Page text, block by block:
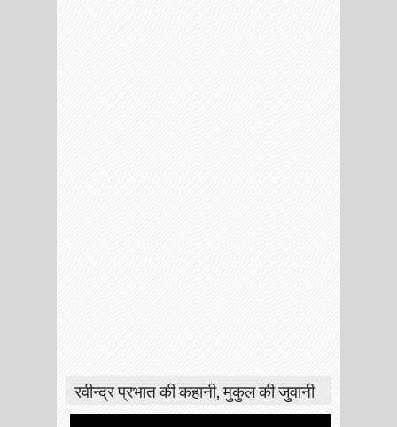
रवीन्द्र प्रभात की कहानी, मुकुल की जुवानी